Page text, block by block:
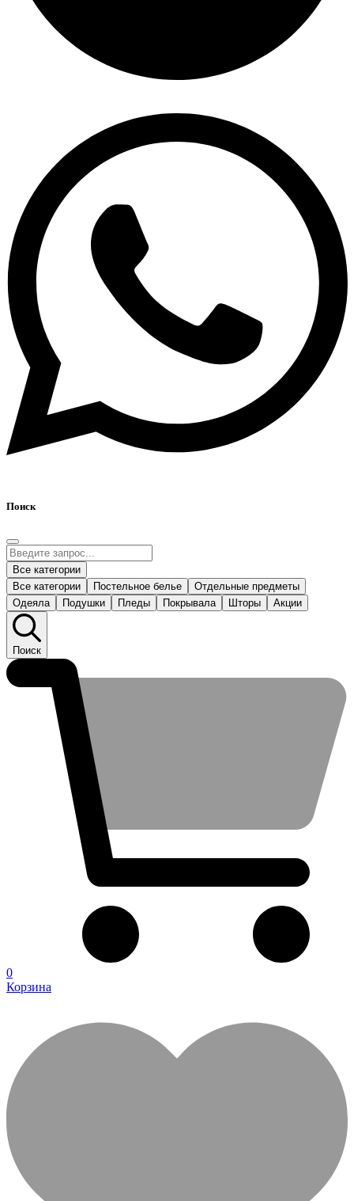
Поиск
Все категории
Все категории
Постельное белье
Отдельные предметы
Одеяла
Подушки Пледы Покрывала Шторы Акции
Поиск
0
Корзина